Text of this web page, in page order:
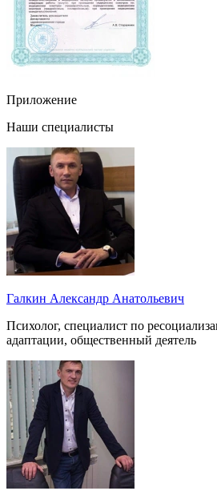
Приложение
Наши специалисты
Галкин Александр Анатольевич
Психолог, специалист по
адаптации, общественный деятель